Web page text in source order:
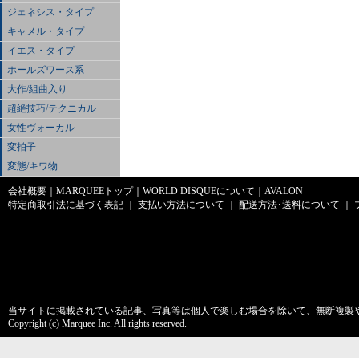
ジェネシス・タイプ
キャメル・タイプ
イエス・タイプ
ホールズワース系
大作/組曲入り
超絶技巧/テクニカル
女性ヴォーカル
変拍子
変態/キワ物
会社概要 MARQUEEトップ｜ WORLD DISQUEについて
AVALON
特定商取引法に基づく表記
支払い方法について 配送方法･送料について
当サイトに掲載されている記事、写真等は個人で楽しむ場合を除いて、無断複
Copyright (c) Marquee Inc. All rights reserved.